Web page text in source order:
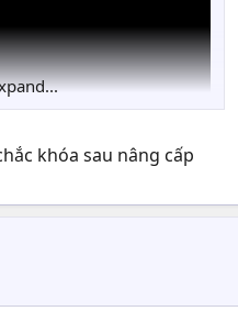
khóa sau nâng cấp